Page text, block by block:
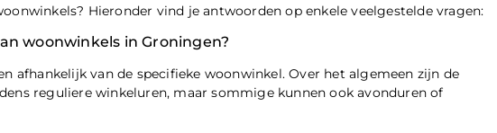
Hieronder vind je antwoorden op enkele veelgestelde vragen:
woonwinkels in Groningen?
afhankelijk van de specifieke woonwinkel. Over het algemeen zijn de
reguliere winkeluren, maar sommige kunnen ook avonduren of